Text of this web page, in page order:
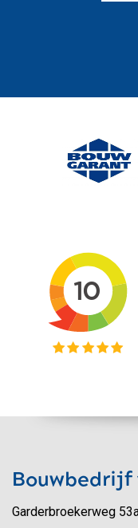
Bouwbedrijf
Garderbroekerweg